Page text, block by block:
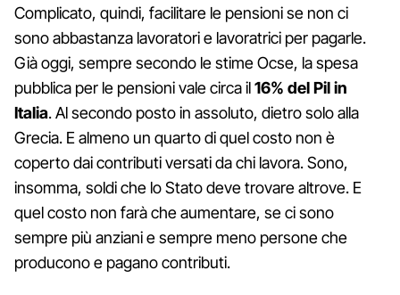
Complicato, quindi, facilitare le pensioni se non ci
sono abbastanza lavoratori e lavoratrici per pagarle.
Già oggi, sempre secondo le stime Ocse, la spesa
pubblica per le pensioni vale circa il16% del Pil in
Italia. Al secondo posto in assoluto, dietro solo alla
Grecia. E almeno un quarto di quel costo non è
coperto dai contributi versati da chi lavora. Sono,
insomma, soldi che lo Stato deve trovare altrove. E
quel costo non farà che aumentare, se ci sono
sempre più anziani e sempre meno persone che
producono e pagano contributi.